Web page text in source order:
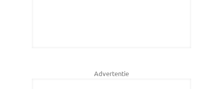
Advertentie